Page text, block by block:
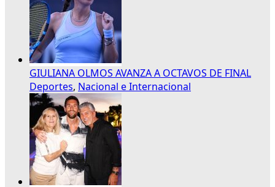
GIULIANA OLMOS AVANZA A OCTAVOS DE FINAL
Deportes, Nacional e Internacional